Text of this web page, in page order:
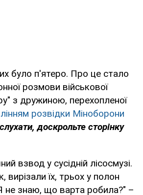
було п'ятеро. Про це стало
розмови військової
з дружиною, перехопленої
розвідки Міноборони
доскрольте сторінку
взвод у сусідній лісосмузі.
вирізали їх, трьох у полон
не знаю, що варта робила?" –